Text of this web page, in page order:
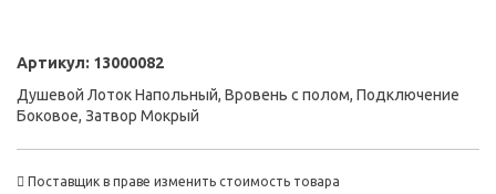
Артикул: 13000082
Душевой Лоток Напольный, Вровень с полом, Подключение
Боковое, Затвор Мокрый
Поставщик в праве изменить стоимость товара